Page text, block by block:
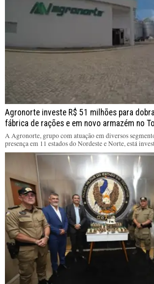
Agronorte investe R$ 51 milhões para
fábrica de rações e em novo armazém no
A Agronorte, grupo com atuação em diversos
presença em 11 estados do Nordeste e Norte, está